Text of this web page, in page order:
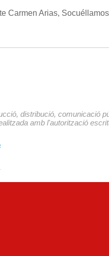
Carmen Arias,
distribució, comunicació
amb l'autorització